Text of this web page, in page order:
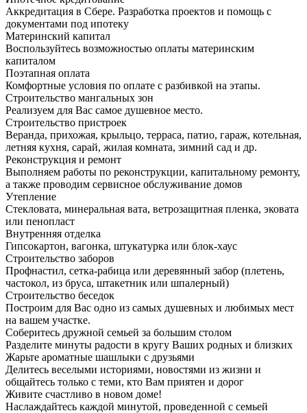
Аккредитация в Сбере. Разработка проектов и помощь с
документами под ипотеку
Материнский капитал
Воспользуйтесь возможностью оплаты материнским
капиталом
Поэтапная оплата
Комфортные условия по оплате с разбивкой на этапы.
Строительство мангальных зон
Реализуем для Вас самое душевное место.
Строительство пристроек
Веранда, прихожая, крыльцо, терраса, патио, гараж, котельная,
летняя кухня, сарай, жилая комната, зимний сад и др.
Реконструкция и ремонт
Выполняем работы по реконструкции, капитальному ремонту,
а также проводим сервисное обслуживание домов
Утепление
Стекловата, минеральная вата, ветрозащитная пленка, эковата
или пенопласт
Внутренняя отделка
Гипсокартон, вагонка, штукатурка или блок-хаус
Строительство заборов
Профнастил, сетка-рабица или деревянный забор (плетень,
частокол, из бруса, штакетник или шпалерный)
Строительство беседок
Построим для Вас одно из самых душевных и любимых мест
на вашем участке.
Соберитесь дружной семьей за большим столом
Разделите минуты радости в кругу Ваших родных и близких
Жарьте ароматные шашлыки с друзьями
Делитесь веселыми историями, новостями из жизни и
общайтесь только с теми, кто Вам приятен и дорог
Живите счастливо в новом доме!
Наслаждайтесь каждой минутой, проведенной с семьей